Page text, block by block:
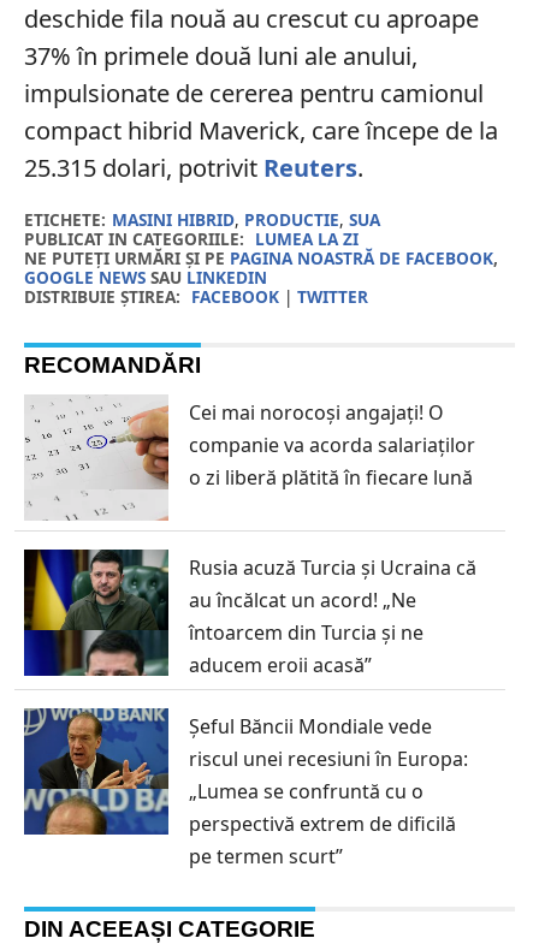
deschide fila nouă au crescut cu aproape
37% în primele două luni ale anului,
impulsionate de cererea pentru camionul
compact hibrid Maverick, care începe de la
25.315 dolari, potrivit Reuters.
ETICHETE: MASINI HIBRID, PRODUCTIE, SUA
PUBLICAT IN CATEGORIILE: LUMEA LA ZI
NE PUTEȚI URMĂRI ȘI PE PAGINA NOASTRĂ DE FACEBOOK,
GOOGLE NEWSSAU LINKEDIN
DISTRIBUIE ȘTIREA: FACEBOOK| TWITTER
RECOMANDĂRI
Cei mai norocoși angajați! O
companie va acorda salariaților
o zi liberă plătită în fiecare lună
Rusia acuză Turcia și Ucraina că
au încălcat un acord! „Ne
întoarcem din Turcia și ne
aducem eroii acasă”
Șeful Băncii Mondiale vede
riscul unei recesiuni în Europa:
„Lumea se confruntă cu o
perspectivă extrem de dificilă
pe termen scurt”
DIN ACEEAȘI CATEGORIE